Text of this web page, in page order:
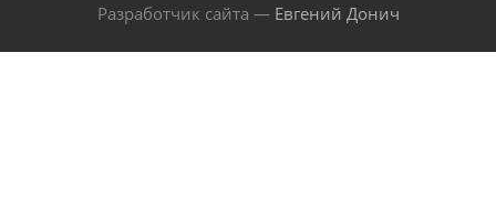
Разработчик сайта — Евгений Донич